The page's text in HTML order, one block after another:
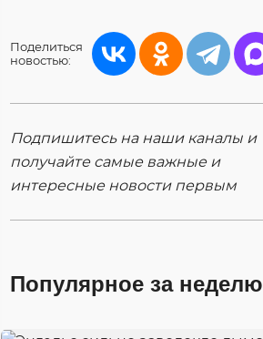
Поделиться
новостью:
Подпишитесь на наши каналы и
получайте самые важные и
интересные новости первым
Популярное за неделю